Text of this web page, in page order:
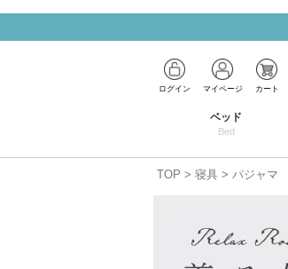
ログイン マイページ カート
ベッド
Bed
TOP 寝具 パジャマ